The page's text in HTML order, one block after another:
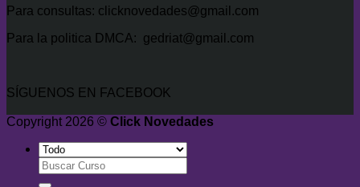
Para consultas: clicknovedades@gmail.com
Para la politica DMCA: gedriat@gmail.com
SÍGUENOS EN FACEBOOK
Copyright 2026 © Click Novedades
Buscar
por: